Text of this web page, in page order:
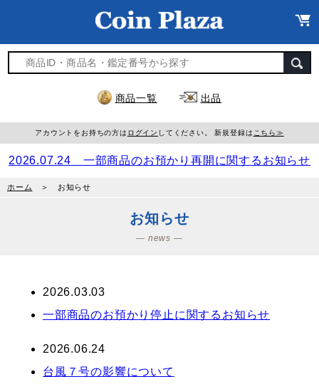
商品一覧 出品
アカウントをお持ちの方は ログイン してください。 新規登録は こちら≫
2026.07.24 一部商品のお預かり再開に関するお知らせ
ホーム ＞ お知らせ
お知らせ
― news ―
2026.03.03
一部商品のお預かり停止に関するお知らせ
2026.06.24
台風７号の影響について